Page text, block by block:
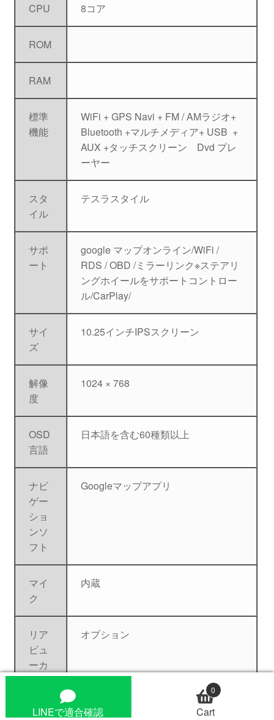
CPU 8コア
ROM
RAM
標準
機能
WiFi + GPS Navi + FM / AMラジオ+
Bluetooth +マルチメディア+ USB +
AUX +タッチスクリーン Dvd プレ
ーヤー
スタ
イル
テスラスタイル
サポ
ート
google マップオンライン/WiFi /
RDS / OBD /ミラーリンク※ステアリ
ングホイールをサポートコントロー
ル/CarPlay/
サイ
ズ
10.25インチIPSスクリーン
解像
度
1024 × 768
OSD
言語
日本語を含む60種類以上
ナビ
ゲー
ショ
ンソ
フト
Googleマップアプリ
マイ
ク
内蔵
リア
ビュ
ーカ
メラ
オプション
付属 ／ISOハーネス／USBケーブル／
LINEで適合確認 Cart
0